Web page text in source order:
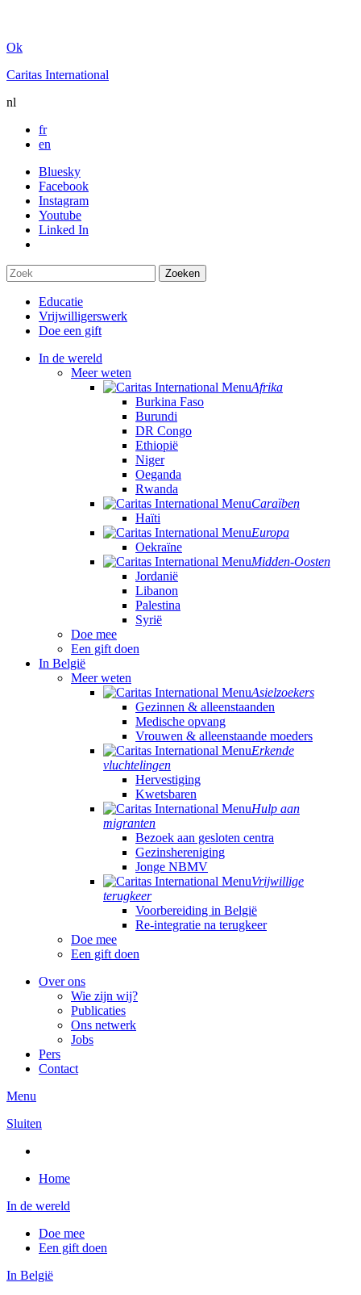
Ok
Caritas International
nl
fr
en
Bluesky
Facebook
Instagram
Youtube
Linked In
Educatie
Vrijwilligerswerk
Doe een gift
In de wereld
Meer weten
Afrika
Burkina Faso
Burundi
DR Congo
Ethiopië
Niger
Oeganda
Rwanda
Caraïben
Haïti
Europa
Oekraïne
Midden-Oosten
Jordanië
Libanon
Palestina
Syrië
Doe mee
Een gift doen
In België
Meer weten
Asielzoekers
Gezinnen & alleenstaanden
Medische opvang
Vrouwen & alleenstaande moeders
Erkende
vluchtelingen
Hervestiging
Kwetsbaren
Hulp aan
migranten
Bezoek aan gesloten centra
Gezinshereniging
Jonge NBMV
Vrijwillige
terugkeer
Voorbereiding in België
Re-integratie na terugkeer
Doe mee
Een gift doen
Over ons
Wie zijn wij?
Publicaties
Ons netwerk
Jobs
Pers
Contact
Menu
Sluiten
Home
In de wereld
Doe mee
Een gift doen
In België